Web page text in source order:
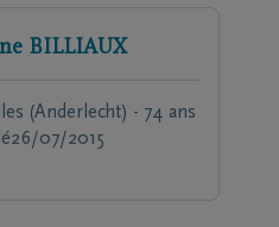
BILLIAUX
(Anderlecht) - 74 ans
26/07/2015